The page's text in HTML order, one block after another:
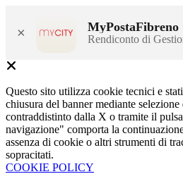
× MyPostaFibreno
Rendiconto di
Questo sito utilizza cookie tecnici e
chiusura del banner mediante
contraddistinto dalla X o tramite il
navigazione" comporta la
assenza di cookie o altri strumenti di
sopracitati.
COOKIE POLICY